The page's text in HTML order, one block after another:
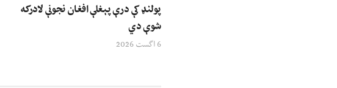
پولنډ کې درې پېغلې افغان نجونې لادرکه
شوې دي
6 اگست 2026